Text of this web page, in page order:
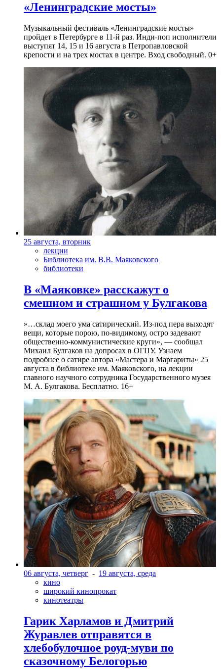
«Ленинградские мосты»
Музыкальный фестиваль «Ленинградские мосты»
пройдет в Петербурге в 11-й раз. Инди-поп исполнители
выступят 14, 15 и 16 августа в Петропавловской
крепости и на трех мостах в центре. Вход свободный. 0+
25 августа, вторник
лекции
Библиотека им. В.В. Маяковского
библиотеки
В «Маяковке» расскажут о
смешном и страшном у Булгакова
»…склад моего ума сатирический. Из-под пера выходят
вещи, которые порою, по-видимому, остро задевают
общественно-коммунистические круги», — сообщал
Михаил Булгаков на допросах в ОГПУ. Узнаем
подробнее о сатире автора «Мастера и Маргариты» 25
августа в библиотеке им. Маяковского, на лекции
главного научного сотрудника Государственного музея
М. А. Булгакова. Бесплатно. 16+
06 августа, четверг - 19 августа, среда
кино
широкий кинопрокат
кинотеатры
Гарик Харламов и Дмитрий
Журавлев отправятся в
хлебобулочное роуд-муви по
сказочному Белогорью